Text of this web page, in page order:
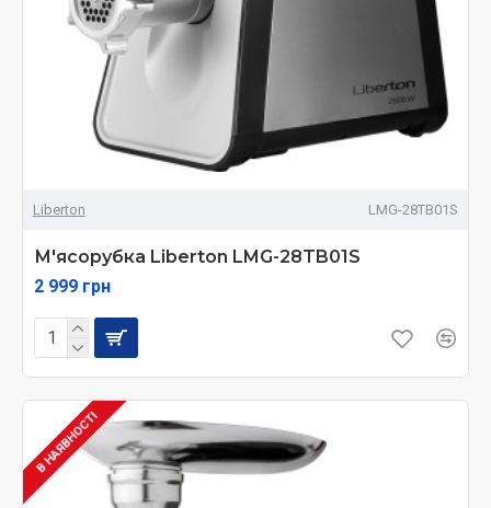
Liberton LMG-28TB01S
М'ясорубка Liberton LMG-28TB01S
2 999 грн
В НАЯВНОСТІ